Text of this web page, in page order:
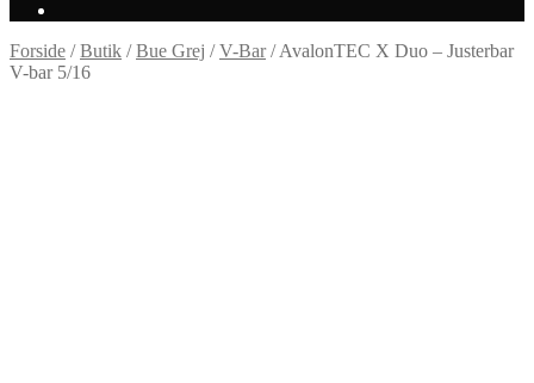
Forside /Butik /Bue Grej /V-Bar/AvalonTEC X Duo – Justerbar
V-bar 5/16